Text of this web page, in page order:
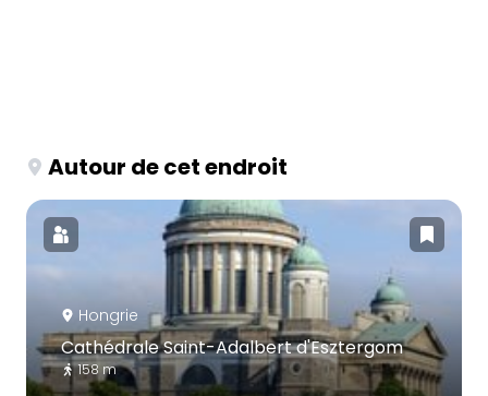
Autour de cet endroit
Hongrie
Cathédrale Saint-Adalbert d'Esztergom
158 m